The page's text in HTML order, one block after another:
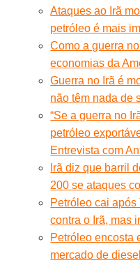
Ataques ao Irã
petróleo é mais
Como a guerra
economias da
Guerra no Irã é
não têm nada de
“Se a guerra no
petróleo
Entrevista com
Irã diz que barril
200 se ataques
Petróleo cai
contra o Irã, mas
Petróleo encosta
mercado de